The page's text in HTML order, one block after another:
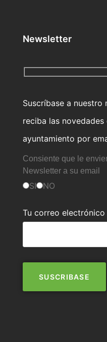
Newsletter
Suscríbase a nuestro
reciba las novedades
ayuntamiento por
Consiente que le
Newsletter a su email
SI NO
Tu correo electrónico